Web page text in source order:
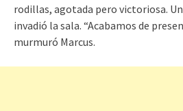
rodillas, agotada pero victoriosa.
invadió la sala. “Acabamos de
murmuró Marcus.